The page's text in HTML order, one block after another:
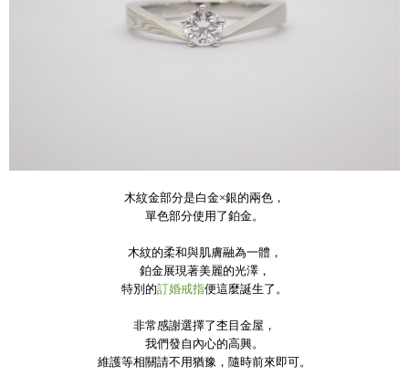
木紋金部分是白金×銀的兩色，
單色部分使用了鉑金。
木紋的柔和與肌膚融為一體，
鉑金展現著美麗的光澤，
特別的訂婚戒指便這麼誕生了。
非常感謝選擇了杢目金屋，
我們發自內心的高興。
維護等相關請不用猶豫，隨時前來即可。